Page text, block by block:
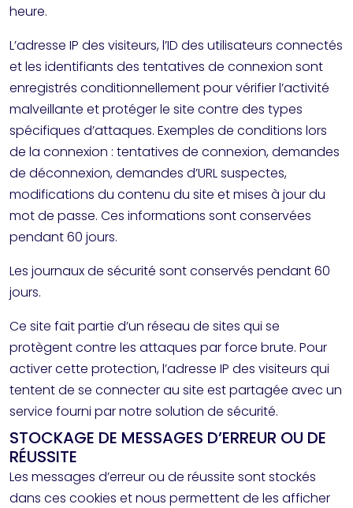
heure.
L’adresse IP des visiteurs, l’ID des utilisateurs connectés
et les identifiants des tentatives de connexion sont
enregistrés conditionnellement pour vérifier l’activité
malveillante et protéger le site contre des types
spécifiques d’attaques. Exemples de conditions lors
de la connexion : tentatives de connexion, demandes
de déconnexion, demandes d’URL suspectes,
modifications du contenu du site et mises à jour du
mot de passe. Ces informations sont conservées
pendant 60 jours.
Les journaux de sécurité sont conservés pendant 60
jours.
Ce site fait partie d’un réseau de sites qui se
protègent contre les attaques par force brute. Pour
activer cette protection, l’adresse IP des visiteurs qui
tentent de se connecter au site est partagée avec un
service fourni par notre solution de sécurité.
STOCKAGE DE MESSAGES D’ERREUR OU DE
RÉUSSITE
Les messages d’erreur ou de réussite sont stockés
dans ces cookies et nous permettent de les afficher